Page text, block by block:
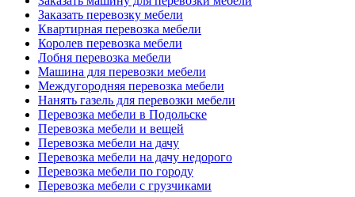
Заказать перевозку мебели
Квартирная перевозка мебели
Королев перевозка мебели
Лобня перевозка мебели
Машина для перевозки мебели
Междугородняя перевозка мебели
Нанять газель для перевозки мебели
Перевозка мебели в Подольске
Перевозка мебели и вещей
Перевозка мебели на дачу
Перевозка мебели на дачу недорого
Перевозка мебели по городу
Перевозка мебели с грузчиками